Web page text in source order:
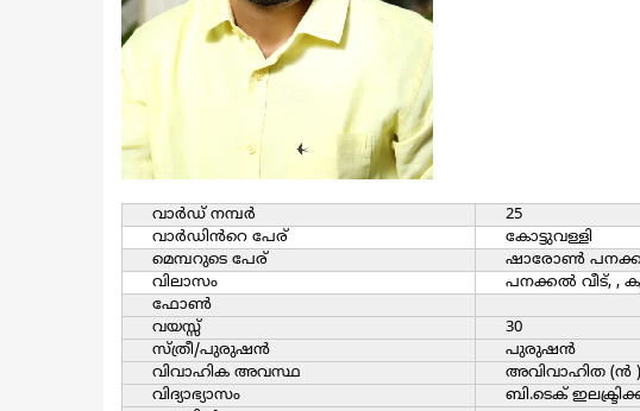
വാര്‍ഡ്‌ നമ്പര്‍
25
വാര്‍ഡിൻറെ പേര്
കോട്ടുവള്ളി
മെമ്പറുടെ പേര്
ഷാരോണ്‍
വിലാസം
പനക്കല്‍ വീട്, ,
ഫോൺ
വയസ്സ്
30
സ്ത്രീ/പുരുഷന്‍
പുരുഷന്‍
വിവാഹിക അവസ്ഥ
അവിവാഹിത (ന്‍ )
വിദ്യാഭ്യാസം
ബി.ടെക്